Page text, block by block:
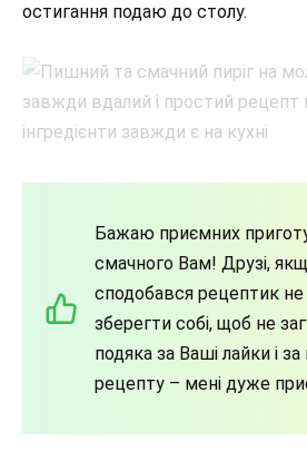
остигання подаю до столу.
Бажаю приємних
смачного Вам! Друзі,
сподобався рецептик не
зберегти собі, щоб не
подяка за Ваші лайки і
рецепту – мені дуже